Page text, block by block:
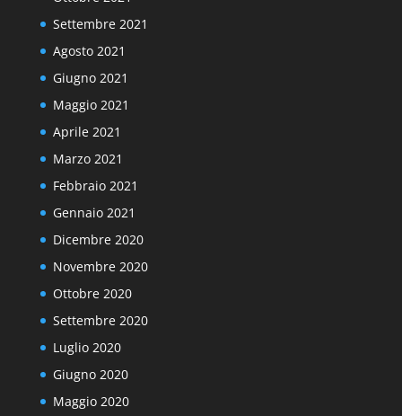
Settembre 2021
Agosto 2021
Giugno 2021
Maggio 2021
Aprile 2021
Marzo 2021
Febbraio 2021
Gennaio 2021
Dicembre 2020
Novembre 2020
Ottobre 2020
Settembre 2020
Luglio 2020
Giugno 2020
Maggio 2020